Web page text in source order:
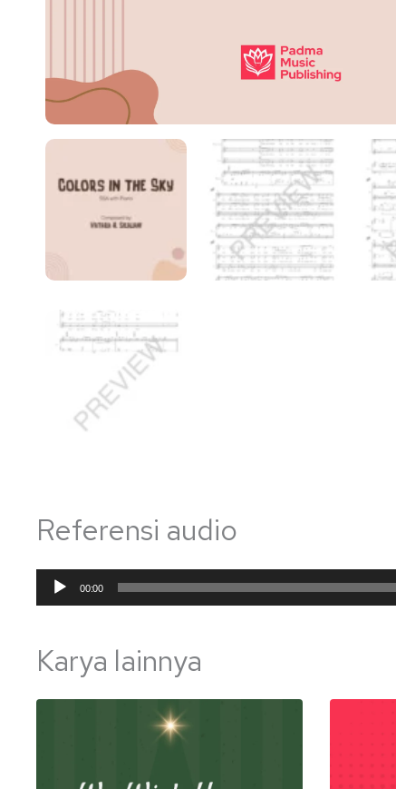
Referensi audio
Pemutar
Audio
00:00
Karya lainnya